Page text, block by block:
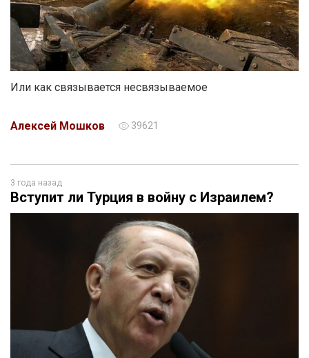
Или как связывается несвязываемое
Алексей Мошков 39621
3 года назад
Вступит ли Турция в войну с Израилем?